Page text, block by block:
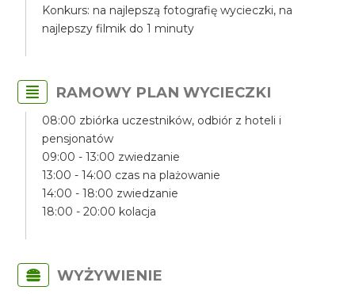
Konkurs: na najlepszą fotografię wycieczki, na
najlepszy filmik do 1 minuty
RAMOWY PLAN WYCIECZKI
08:00 zbiórka uczestników, odbiór z hoteli i
pensjonatów
09:00 - 13:00 zwiedzanie
13:00 - 14:00 czas na plażowanie
14:00 - 18:00 zwiedzanie
18:00 - 20:00 kolacja
WYŻYWIENIE